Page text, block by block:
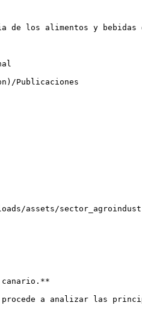
los alimentos y bebidas
Publicaciones
assets/
canario.**
procede a analizar las